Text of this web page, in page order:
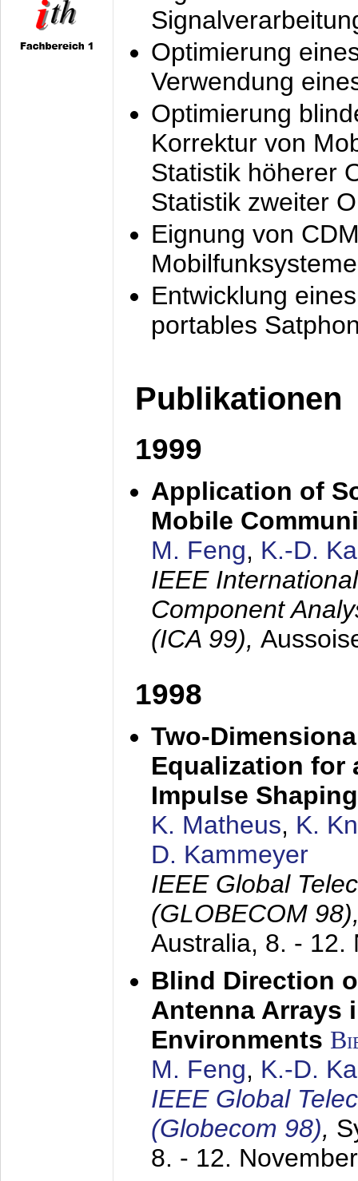
Optimierung
Verwendung
Optimierung
Korrektur von
Statistik höherer
Statistik zweiter
Eignung von
Mobilfunksysteme
Entwicklung
portables
Publikationen
1999
Application of
Mobile
M. Feng, K.-D.
IEEE
Component
(ICA 99),
1998
Two-
Equalization for
Impulse
K. Matheus, K.
D. Kammeyer
IEEE Global
(GLOBECOM
Australia, 8. - 12.
Blind Direction
Antenna Arrays
Environments
M. Feng, K.-D.
IEEE Global
(Globecom 98),
8. - 12.